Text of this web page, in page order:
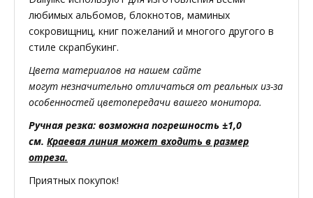
любимых альбомов, блокнотов, маминых
сокровищниц, книг пожеланий и многого другого в
стиле скрапбукинг.
Цвета материалов на нашем сайте
могут незначительно отличаться от реальных из-за
особенностей цветопередачи вашего монитора.
Ручная резка: возможна погрешность ±1,0
см. Краевая линия может входить в размер
отреза.
Приятных покупок!